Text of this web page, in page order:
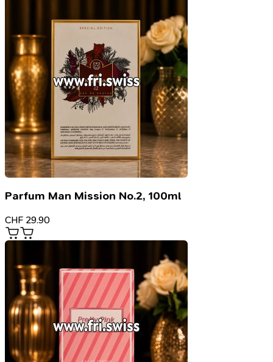
Parfum Man Mission No.2, 100ml
CHF 29.90